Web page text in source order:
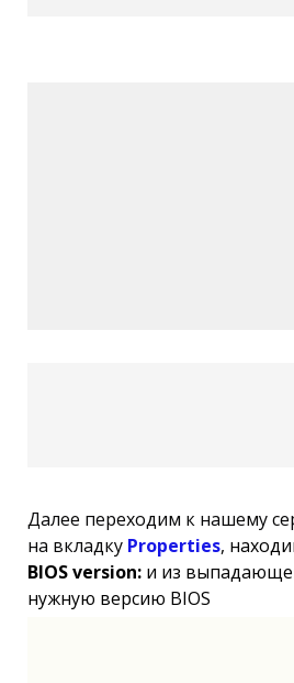
Далее переходим к нашему
на вкладку Properties,
BIOS version: и из
нужную версию BIOS